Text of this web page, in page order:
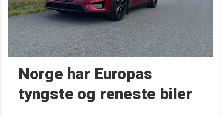
Norge har Europas
tyngste og reneste biler